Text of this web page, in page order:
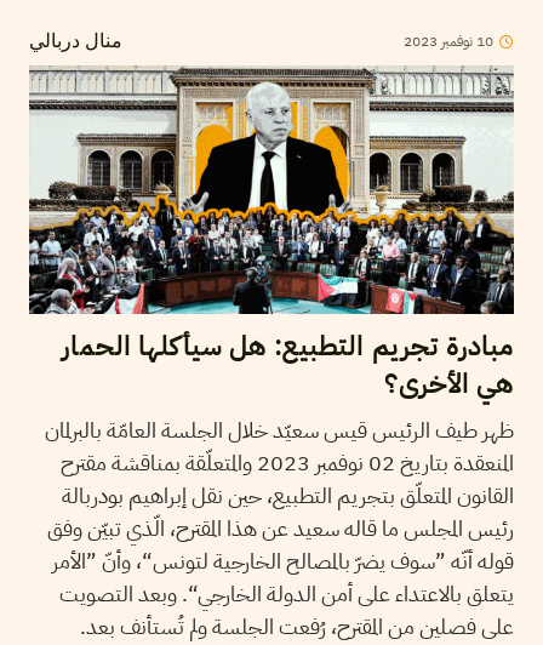
منال دربالي 10 نوفمبر 2023
مبادرة تجريم التطبيع: هل سيأكلها الحمار
هي الأخرى؟
ظهر طيف الرئيس قيس سعيّد خلال الجلسة العامّة بالبرلمان
المنعقدة بتاريخ 02 نوفمبر 2023 والمتعلّقة بمناقشة مقترح
القانون المتعلّق بتجريم التطبيع، حين نقل إبراهيم بودربالة
رئيس المجلس ما قاله سعيد عن هذا المقترح، الّذي تبيّن وفق
قوله أنّه ”سوف يضرّ بالمصالح الخارجية لتونس“، وأنّ ”الأمر
يتعلق بالاعتداء على أمن الدولة الخارجي“. وبعد التصويت
على فصلين من المقترح، رُفعت الجلسة ولم تُستأنف بعد.